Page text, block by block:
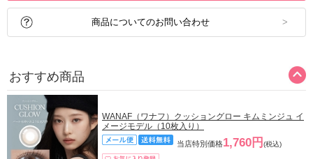
商品についてのお問い合わせ
おすすめ商品
WANAF（ワナフ）クッショングロー キムミンジュ イ
メージモデル（10枚入り）
当店特別価格1,760円 (税込)